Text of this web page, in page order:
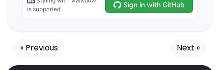
« Previous Next »